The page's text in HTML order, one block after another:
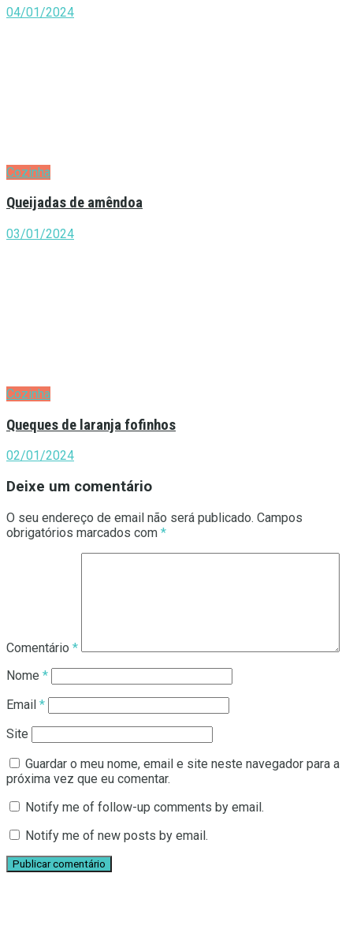
04/01/2024
Cozinha
Queijadas de amêndoa
03/01/2024
Cozinha
Queques de laranja fofinhos
02/01/2024
Deixe um comentário
O seu endereço de email não será publicado. Campos
obrigatórios marcados com *
Comentário *
Nome *
Email *
Site
Guardar o meu nome, email e site neste navegador para a
próxima vez que eu comentar.
Notify me of follow-up comments by email.
Notify me of new posts by email.